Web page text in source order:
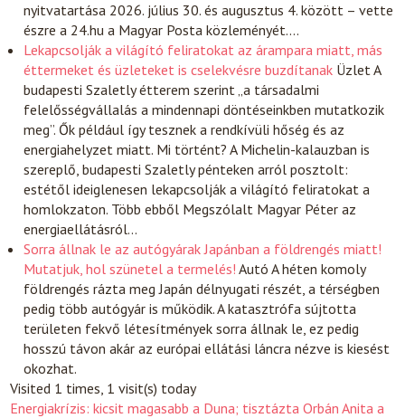
nyitvatartása 2026. július 30. és augusztus 4. között – vette
észre a 24.hu a Magyar Posta közleményét.…
Lekapcsolják a világító feliratokat az árampara miatt, más
éttermeket és üzleteket is cselekvésre buzdítanak ÜzletA
budapesti Szaletly étterem szerint „a társadalmi
felelősségvállalás a mindennapi döntéseinkben mutatkozik
meg”. Ők például így tesznek a rendkívüli hőség és az
energiahelyzet miatt. Mi történt? A Michelin-kalauzban is
szereplő, budapesti Szaletly pénteken arról posztolt:
estétől ideiglenesen lekapcsolják a világító feliratokat a
homlokzaton. Több ebből Megszólalt Magyar Péter az
energiaellátásról…
Sorra állnak le az autógyárak Japánban a földrengés miatt!
Mutatjuk, hol szünetel a termelés! Autó A héten komoly
földrengés rázta meg Japán délnyugati részét, a térségben
pedig több autógyár is működik. A katasztrófa sújtotta
területen fekvő létesítmények sorra állnak le, ez pedig
hosszú távon akár az európai ellátási láncra nézve is kiesést
okozhat.
Visited 1 times, 1 visit(s) today
Energiakrízis: kicsit magasabb a Duna; tisztázta Orbán Anita a